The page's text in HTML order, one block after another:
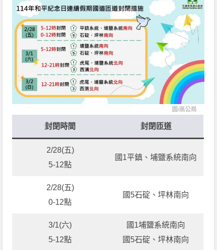
圖/高公局
封閉時間 封閉匝道
2/28(五)
5-12點
國1平鎮、埔鹽系統南向
2/28(五)
0-12點
國5石碇、坪林南向
3/1(六)
5-12點
國1埔鹽系統南向
國5石碇、坪林南向